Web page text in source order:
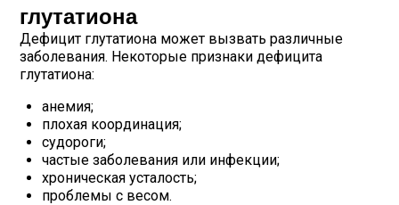
глутатиона
Дефицит глутатиона может вызвать различные
заболевания. Некоторые признаки дефицита
глутатиона:
анемия;
плохая координация;
судороги;
частые заболевания или инфекции;
хроническая усталость;
проблемы с весом.